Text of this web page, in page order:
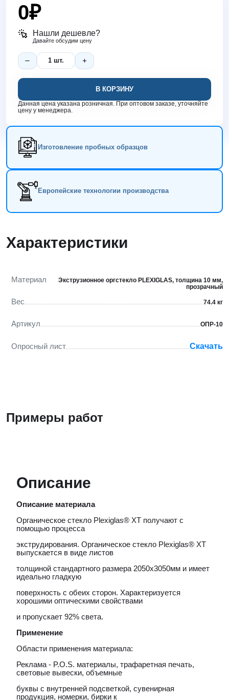
0₽
Нашли дешевле?
Давайте обсудим цену
В КОРЗИНУ
Данная цена указана розничная. При оптовом заказе, уточняйте
цену у менеджера.
Изготовление пробных образцов
Европейские технологии производства
Характеристики
Материал
Экструзионное оргстекло PLEXIGLAS, толщина 10 мм,
прозрачный
Вес 74.4 кг
Артикул ОПР-10
Опросный лист Скачать
Примеры работ
Описание
Описание материала
Органическое стекло Plexiglas® XT получают с
помощью процесса
экструдирования. Органическое стекло Plexiglas® ХТ
выпускается в виде листов
толщиной стандартного размера 2050х3050мм и имеет
идеально гладкую
поверхность с обеих сторон. Характеризуется
хорошими оптическими свойствами
и пропускает 92% света.
Применение
Области применения материала:
Реклама - P.О.S. материалы, трафаретная печать,
световые вывески, объемные
буквы с внутренней подсветкой, cувенирная
продукция, номерки, бирки к